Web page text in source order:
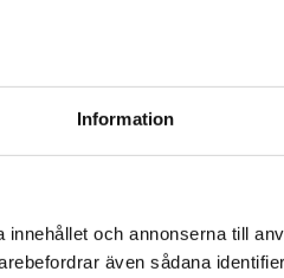
Information
och annonserna till
även sådana